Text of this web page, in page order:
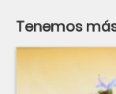
Tenemos